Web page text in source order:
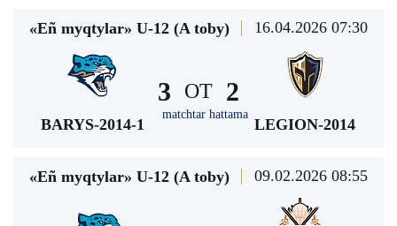
«Eñ myqtylar» U-12 (A toby) 16.04.2026 07:30
BARYS-2014-1
3 ОТ
matchtar hattama
2
LEGION-2014
«Eñ myqtylar» U-12 (A toby) 09.02.2026 08:55